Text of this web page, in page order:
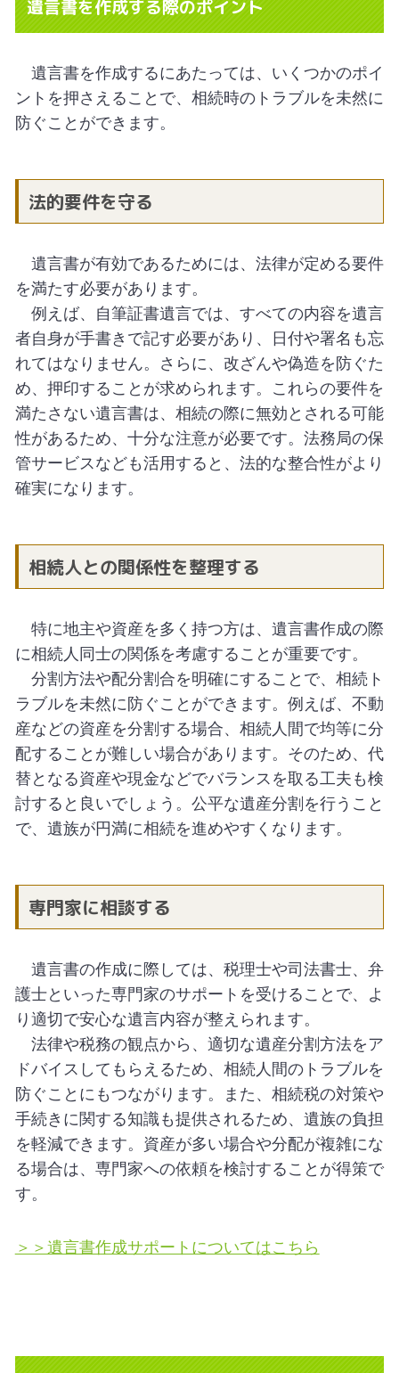
遺言書を作成する際のポイント
遺言書を作成するにあたっては、いくつかのポイ
ントを押さえることで、相続時のトラブルを未然に
防ぐことができます。
法的要件を守る
遺言書が有効であるためには、法律が定める要件
を満たす必要があります。
例えば、自筆証書遺言では、すべての内容を遺言
者自身が手書きで記す必要があり、日付や署名も忘
れてはなりません。さらに、改ざんや偽造を防ぐた
め、押印することが求められます。これらの要件を
満たさない遺言書は、相続の際に無効とされる可能
性があるため、十分な注意が必要です。法務局の保
管サービスなども活用すると、法的な整合性がより
確実になります。
相続人との関係性を整理する
特に地主や資産を多く持つ方は、遺言書作成の際
に相続人同士の関係を考慮することが重要です。
分割方法や配分割合を明確にすることで、相続ト
ラブルを未然に防ぐことができます。例えば、不動
産などの資産を分割する場合、相続人間で均等に分
配することが難しい場合があります。そのため、代
替となる資産や現金などでバランスを取る工夫も検
討すると良いでしょう。公平な遺産分割を行うこと
で、遺族が円満に相続を進めやすくなります。
専門家に相談する
遺言書の作成に際しては、税理士や司法書士、弁
護士といった専門家のサポートを受けることで、よ
り適切で安心な遺言内容が整えられます。
法律や税務の観点から、適切な遺産分割方法をア
ドバイスしてもらえるため、相続人間のトラブルを
防ぐことにもつながります。また、相続税の対策や
手続きに関する知識も提供されるため、遺族の負担
を軽減できます。資産が多い場合や分配が複雑にな
る場合は、専門家への依頼を検討することが得策で
す。
＞＞遺言書作成サポートについてはこちら